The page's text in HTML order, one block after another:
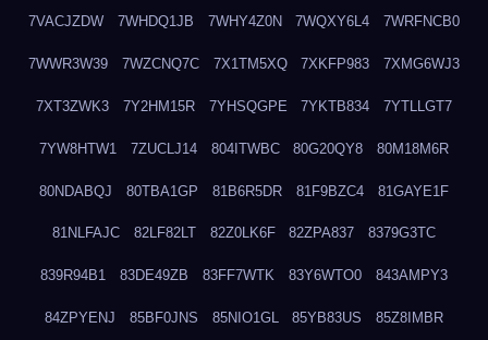
7VACJZDW 7WHDQ1JB 7WHY4Z0N 7WQXY6L4 7WRFNCB0
7WWR3W39 7WZCNQ7C 7X1TM5XQ 7XKFP983 7XMG6WJ3
7XT3ZWK3 7Y2HM15R 7YHSQGPE 7YKTB834 7YTLLGT7
7YW8HTW1 7ZUCLJ14 804ITWBC 80G20QY8 80M18M6R
80NDABQJ 80TBA1GP 81B6R5DR 81F9BZC4 81GAYE1F
81NLFAJC 82LF82LT 82Z0LK6F 82ZPA837 8379G3TC
839R94B1 83DE49ZB 83FF7WTK 83Y6WTO0 843AMPY3
84ZPYENJ 85BF0JNS 85NIO1GL 85YB83US 85Z8IMBR